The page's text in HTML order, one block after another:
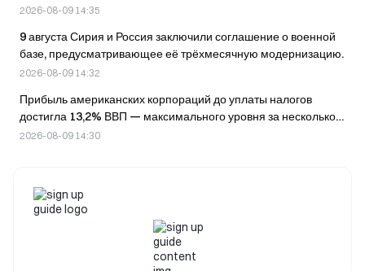
2026-08-09 14:35
9 августа Сирия и Россия заключили соглашение о военной
базе, предусматривающее её трёхмесячную модернизацию.
2026-08-09 14:32
Прибыль американских корпораций до уплаты налогов
достигла 13,2% ВВП — максимального уровня за несколько
десятилетий, заявила Кэти Вуд.
2026-08-09 14:30